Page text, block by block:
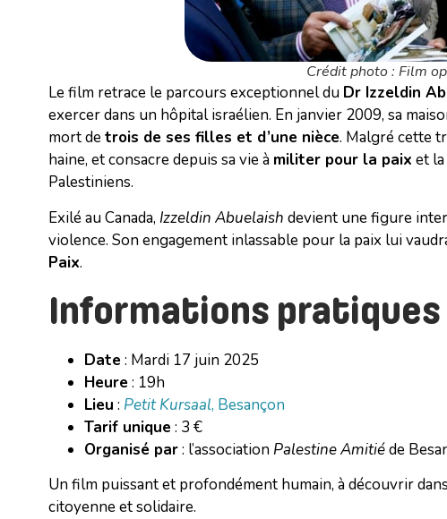
Crédit photo : Film
Le film retrace le parcours exceptionnel du Dr Izzeldin
exercer dans un hôpital israélien. En janvier 2009, sa
mort detrois de ses filles et d’une nièce. Malgré cette
haine, et consacre depuis sa vie à militer pour la paix et
Palestiniens.
Exilé au Canada, Izzeldin Abuelaish devient une figure
violence. Son engagement inlassable pour la paix lui
Paix.
Informations pratiques
Date : Mardi 17 juin 2025
Heure : 19h
Lieu : Petit Kursaal, Besançon
Tarif unique : 3 €
Organisé par: l’association Palestine Amitiéde
Un film puissant et profondément humain, à découvrir
citoyenne et solidaire.